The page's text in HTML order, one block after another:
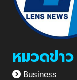
หมวดข่าว
Business